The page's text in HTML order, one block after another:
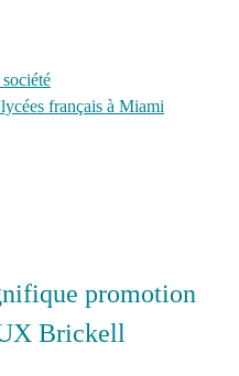
français à Miami
promotion
Brickell